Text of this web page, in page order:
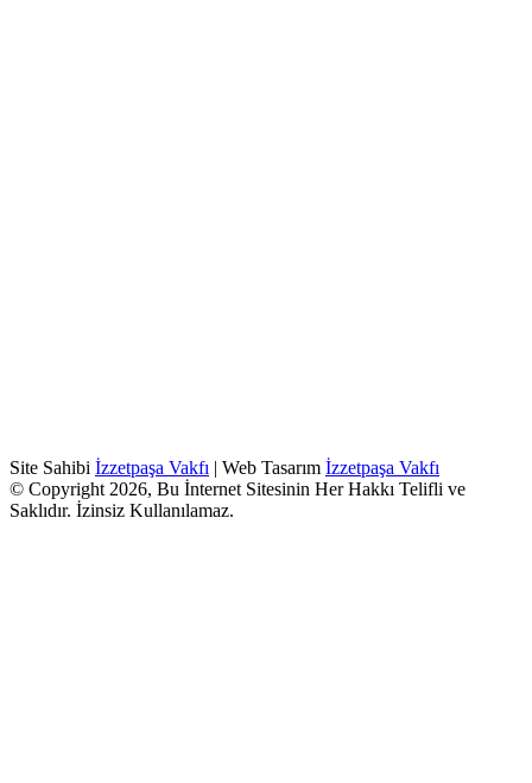
Site Sahibi İzzetpaşa Vakfı | Web Tasarım İzzetpaşa Vakfı
© Copyright 2026, Bu İnternet Sitesinin Her Hakkı Telifli ve
Saklıdır. İzinsiz Kullanılamaz.